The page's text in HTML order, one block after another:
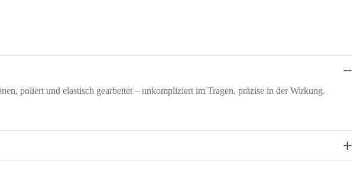
poliert und elastisch gearbeitet – unkompliziert im Tragen, präzise in der Wirkung.